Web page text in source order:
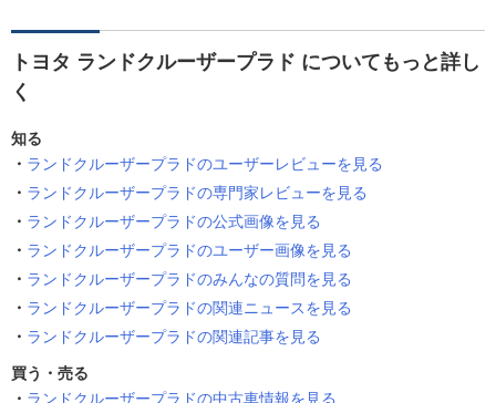
トヨタ ランドクルーザープラド についてもっと詳し
く
知る
ランドクルーザープラドのユーザーレビューを見る
ランドクルーザープラドの専門家レビューを見る
ランドクルーザープラドの公式画像を見る
ランドクルーザープラドのユーザー画像を見る
ランドクルーザープラドのみんなの質問を見る
ランドクルーザープラドの関連ニュースを見る
ランドクルーザープラドの関連記事を見る
買う・売る
ランドクルーザープラドの中古車情報を見る